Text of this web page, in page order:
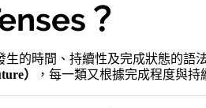
？
生的時間、持續性及完成狀態的語
） ，每一類又根據完成程度與持